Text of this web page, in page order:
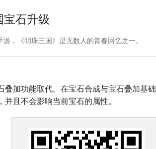
宝石升级
，《明珠三国》是无数人的青春回忆之一。
加功能取代。在宝石合成与宝石叠加基础
并且不会影响当前宝石的属性。